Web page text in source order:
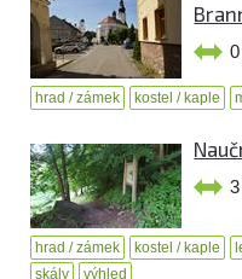
hrad / zámek kostel / kaple
hrad / zámek kostel / kaple
skály
výhled